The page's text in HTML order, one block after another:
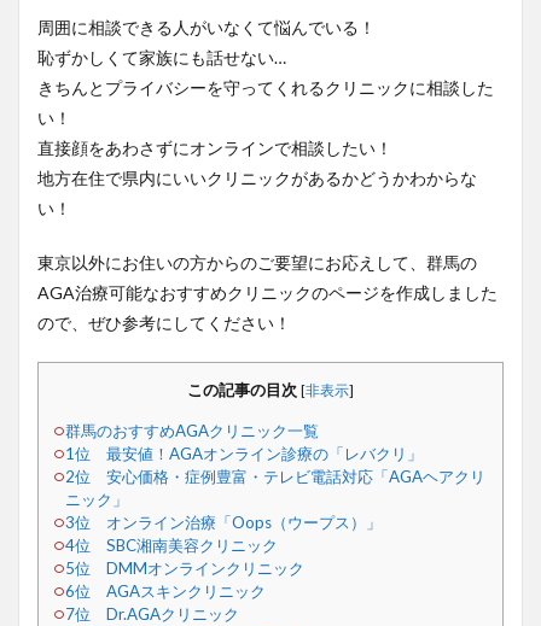
周囲に相談できる人がいなくて悩んでいる！
恥ずかしくて家族にも話せない…
きちんとプライバシーを守ってくれるクリニックに相談した
い！
直接顔をあわさずにオンラインで相談したい！
地方在住で県内にいいクリニックがあるかどうかわからな
い！
東京以外にお住いの方からのご要望にお応えして、群馬の
AGA治療可能なおすすめクリニックのページを作成しました
ので、ぜひ参考にしてください！
この記事の目次 [非表示]
群馬のおすすめAGAクリニック一覧
1位 最安値！AGAオンライン診療の「レバクリ」
2位 安心価格・症例豊富・テレビ電話対応「AGAヘアクリ
ニック」
3位 オンライン治療「Oops（ウープス）」
4位 SBC湘南美容クリニック
5位 DMMオンラインクリニック
6位 AGAスキンクリニック
7位 Dr.AGAクリニック